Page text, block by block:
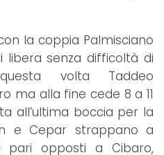
la coppia Palmisciano
libera senza difficoltà di
volta Taddeo
ma alla fine cede 8 a 11
all’ultima boccia per la
e Cepar strappano a
opposti a Cibaro,